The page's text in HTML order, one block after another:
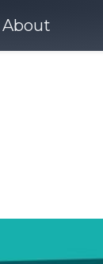
About